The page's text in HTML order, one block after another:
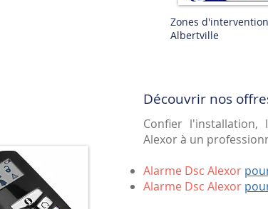
Zones
Albertville
Découvrir nos
Confier
Alexor à un
Alarme Dsc Alexor
Alarme Dsc Alexor